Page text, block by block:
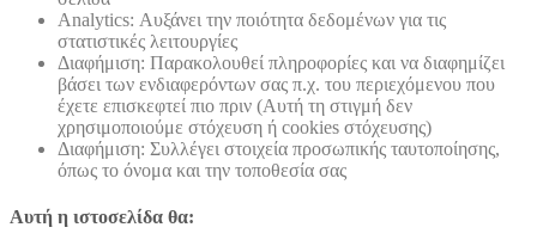
Analytics: Αυξάνει την ποιότητα δεδομένων για τις
στατιστικές λειτουργίες
Διαφήμιση: Παρακολουθεί πληροφορίες και να διαφημίζει
βάσει των ενδιαφερόντων σας π.χ. του περιεχόμενου που
έχετε επισκεφτεί πιο πριν (Αυτή τη στιγμή δεν
χρησιμοποιούμε στόχευση ή cookies στόχευσης)
Διαφήμιση: Συλλέγει στοιχεία προσωπικής ταυτοποίησης,
όπως το όνομα και την τοποθεσία σας
Αυτή η ιστοσελίδα θα: